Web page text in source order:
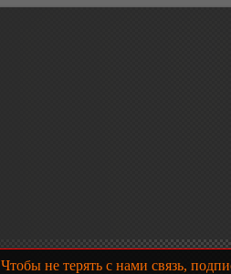
Чтобы не терять с нами связь,